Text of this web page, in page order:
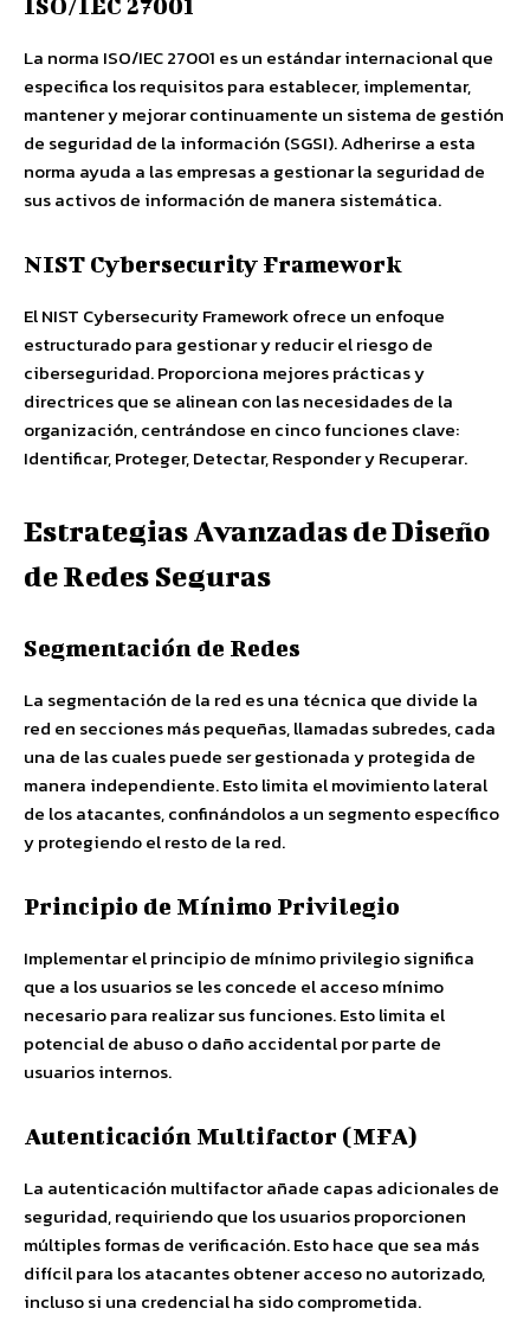
La norma ISO/IEC 27001 es un estándar internacional que
especifica los requisitos para establecer, implementar,
mantener y mejorar continuamente un sistema de gestión
de seguridad de la información (SGSI). Adherirse a esta
norma ayuda a las empresas a gestionar la seguridad de
sus activos de información de manera sistemática.
NIST Cybersecurity Framework
El NIST Cybersecurity Framework ofrece un enfoque
estructurado para gestionar y reducir el riesgo de
ciberseguridad. Proporciona mejores prácticas y
directrices que se alinean con las necesidades de la
organización, centrándose en cinco funciones clave:
Identificar, Proteger, Detectar, Responder y Recuperar.
Estrategias Avanzadas de Diseño
de Redes Seguras
Segmentación de Redes
La segmentación de la red es una técnica que divide la
red en secciones más pequeñas, llamadas subredes, cada
una de las cuales puede ser gestionada y protegida de
manera independiente. Esto limita el movimiento lateral
de los atacantes, confinándolos a un segmento específico
y protegiendo el resto de la red.
Principio de Mínimo Privilegio
Implementar el principio de mínimo privilegio significa
que a los usuarios se les concede el acceso mínimo
necesario para realizar sus funciones. Esto limita el
potencial de abuso o daño accidental por parte de
usuarios internos.
Autenticación Multifactor (MFA)
La autenticación multifactor añade capas adicionales de
seguridad, requiriendo que los usuarios proporcionen
múltiples formas de verificación. Esto hace que sea más
difícil para los atacantes obtener acceso no autorizado,
incluso si una credencial ha sido comprometida.